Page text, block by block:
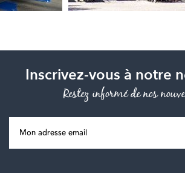
Inscrivez-vous à notre
Restez informé de nos